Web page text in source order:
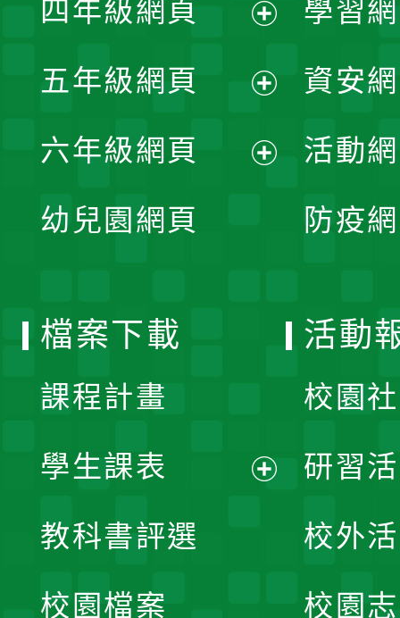
選
單
開
選
單
四年級網頁
開
選
五年級網頁
開
六年級網頁
幼兒園網頁
學習
資安
活動
防疫
檔案下載
課程計畫
學生課表
教科書評選
校園檔案
活動
校園
研習
校外
校園